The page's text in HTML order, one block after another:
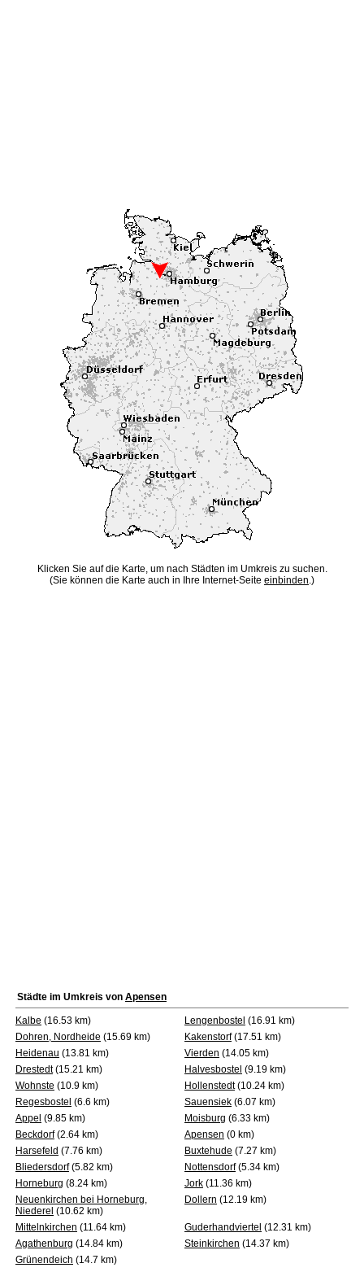
Klicken Sie auf die Karte, um nach Städten im Umkreis zu suchen.
(Sie können die Karte auch in Ihre Internet-Seite einbinden.)
Städte im Umkreis von Apensen
Kalbe (16.53 km) Lengenbostel (16.91 km)
Dohren, Nordheide (15.69 km) Kakenstorf(17.51 km)
Heidenau (13.81 km) Vierden (14.05 km)
Drestedt(15.21 km) Halvesbostel (9.19 km)
Wohnste (10.9 km) Hollenstedt(10.24 km)
Regesbostel (6.6 km) Sauensiek (6.07 km)
Appel (9.85 km) Moisburg (6.33 km)
Beckdorf(2.64 km) Apensen (0 km)
Harsefeld (7.76 km) Buxtehude (7.27 km)
Bliedersdorf(5.82 km) Nottensdorf(5.34 km)
Horneburg (8.24 km) Jork (11.36 km)
Neuenkirchen bei Horneburg,
Niederel (10.62 km)
Dollern (12.19 km)
Mittelnkirchen (11.64 km) Guderhandviertel (12.31 km)
Agathenburg (14.84 km) Steinkirchen (14.37 km)
Grünendeich (14.7 km)